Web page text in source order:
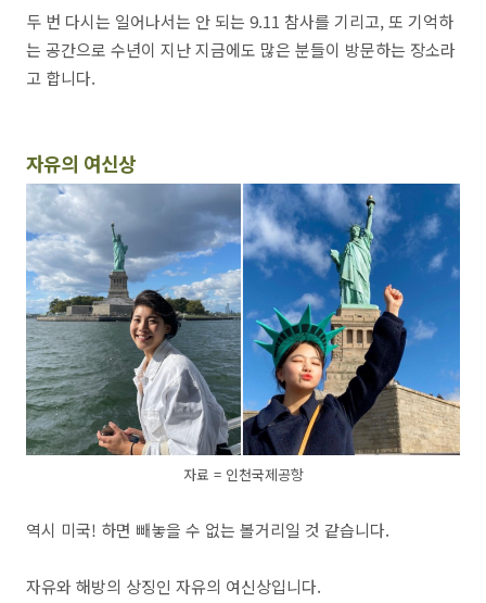
두 번 다시는 일어나서는 안 되는 9.11 참사를 기리고, 또 기억하
는 공간으로 수년이 지난 지금에도 많은 분들이 방문하는 장소라
고 합니다.
자유의 여신상
자료 = 인천국제공항
역시 미국! 하면 빼놓을 수 없는 볼거리일 것 같습니다.
자유와 해방의 상징인 자유의 여신상입니다.